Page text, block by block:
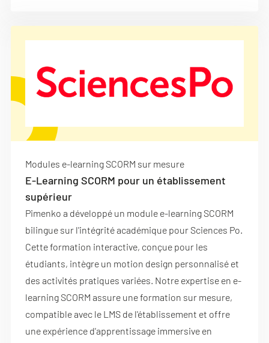
Modules e-learning SCORM sur mesure
E-Learning SCORM pour un établissement
supérieur
Pimenko a développé un module e-learning SCORM
bilingue sur l'intégrité académique pour Sciences Po.
Cette formation interactive, conçue pour les
étudiants, intègre un motion design personnalisé et
des activités pratiques variées. Notre expertise en e-
learning SCORM assure une formation sur mesure,
compatible avec le LMS de l'établissement et offre
une expérience d'apprentissage immersive en